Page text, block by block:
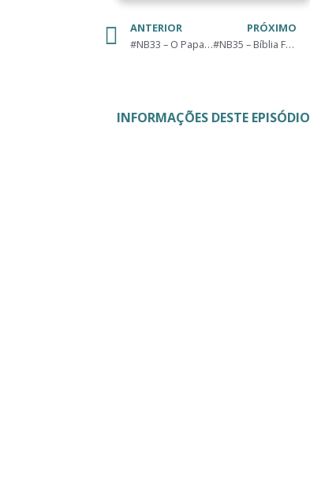
ANTERIOR
#NB33 – O Papa é Pop?
PRÓXIMO
#NB35 – Bíblia Freestyle
INFORMAÇÕES DESTE EPISÓDIO